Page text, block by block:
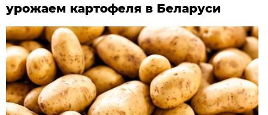
урожаем картофеля в Беларуси